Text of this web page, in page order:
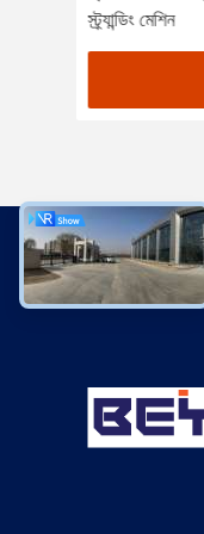
স্ট্র্যান্ডিং মেশিন